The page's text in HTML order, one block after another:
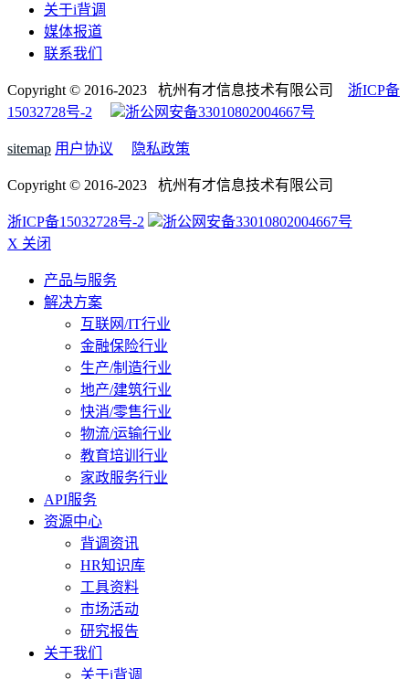
关于i背调
媒体报道
联系我们
Copyright © 2016-2023 杭州有才信息技术有限公司 浙ICP备
15032728号-2
浙公网安备33010802004667号
sitemap 用户协议 隐私政策
Copyright © 2016-2023 杭州有才信息技术有限公司
浙ICP备15032728号-2
浙公网安备33010802004667号
X 关闭
产品与服务
解决方案
互联网/IT行业
金融保险行业
生产/制造行业
地产/建筑行业
快消/零售行业
物流/运输行业
教育培训行业
家政服务行业
API服务
资源中心
背调资讯
HR知识库
工具资料
市场活动
研究报告
关于我们
关于i背调